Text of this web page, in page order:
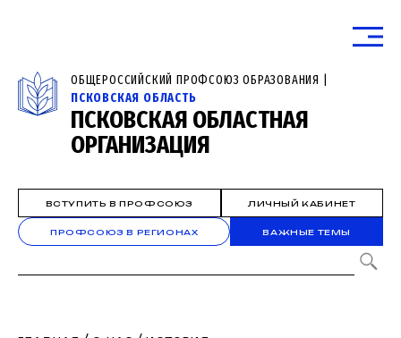
ОБЩЕРОССИЙСКИЙ ПРОФСОЮЗ ОБРАЗОВАНИЯ |
ПСКОВСКАЯ ОБЛАСТЬ
ПСКОВСКАЯ ОБЛАСТНАЯ
ОРГАНИЗАЦИЯ
ВСТУПИТЬ В ПРОФСОЮЗ ЛИЧНЫЙ КАБИНЕТ
ПРОФСОЮЗ В РЕГИОНАХ ВАЖНЫЕ ТЕМЫ